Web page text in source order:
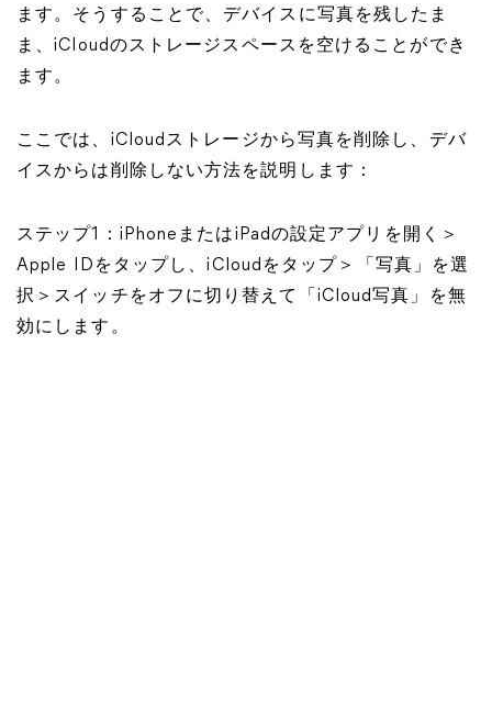
ます。そうすることで、デバイスに写真を残したま
ま、iCloudのストレージスペースを空けることができ
ます。
ここでは、iCloudストレージから写真を削除し、デバ
イスからは削除しない方法を説明します：
ステップ1：iPhoneまたはiPadの設定アプリを開く＞
Apple IDをタップし、iCloudをタップ＞「写真」を選
択＞スイッチをオフに切り替えて「iCloud写真」を無
効にします。